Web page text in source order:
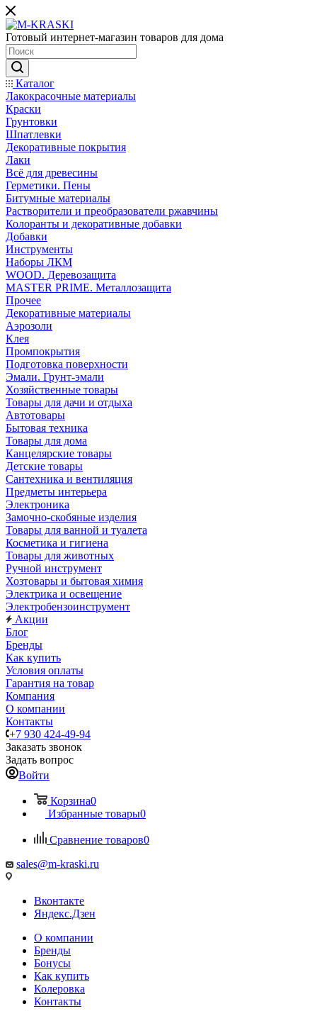
Готовый интернет-магазин товаров для дома
Каталог
Лакокрасочные материалы
Краски
Грунтовки
Шпатлевки
Декоративные покрытия
Лаки
Всё для древесины
Герметики. Пены
Битумные материалы
Растворители и преобразователи ржавчины
Колоранты и декоративные добавки
Добавки
Инструменты
Наборы ЛКМ
WOOD. Деревозащита
MASTER PRIME. Металлозащита
Прочее
Декоративные материалы
Аэрозоли
Клея
Промпокрытия
Подготовка поверхности
Эмали. Грунт-эмали
Хозяйственные товары
Товары для дачи и отдыха
Автотовары
Бытовая техника
Товары для дома
Канцелярские товары
Детские товары
Сантехника и вентиляция
Предметы интерьера
Электроника
Замочно-скобяные изделия
Товары для ванной и туалета
Косметика и гигиена
Товары для животных
Ручной инструмент
Хозтовары и бытовая химия
Электрика и освещение
Электробензоинструмент
Акции
Блог
Бренды
Как купить
Условия оплаты
Гарантия на товар
Компания
О компании
Контакты
+7 930 424-49-94
Заказать звонок
Задать вопрос
Войти
Корзина0
Избранные товары0
Сравнение товаров0
sales@m-kraski.ru
Вконтакте
Яндекс.Дзен
О компании
Бренды
Бонусы
Как купить
Колеровка
Контакты